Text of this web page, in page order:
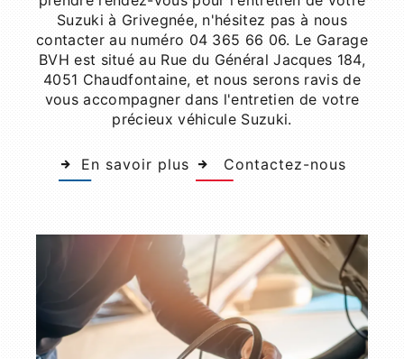
Suzuki à Grivegnée, n'hésitez pas à nous
contacter au numéro 04 365 66 06. Le Garage
BVH est situé au Rue du Général Jacques 184,
4051 Chaudfontaine, et nous serons ravis de
vous accompagner dans l'entretien de votre
précieux véhicule Suzuki.
En savoir plus Contactez-nous